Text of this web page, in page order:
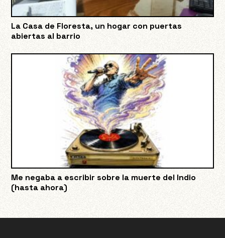
La Casa de Floresta, un hogar con puertas
abiertas al barrio
Me negaba a escribir sobre la muerte del Indio
(hasta ahora)